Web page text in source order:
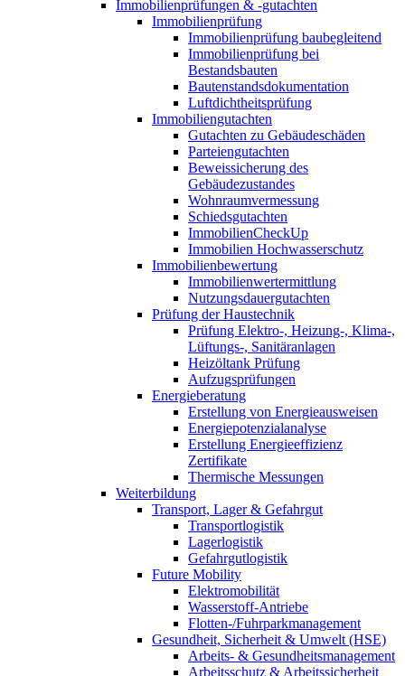
Immobilienprüfungen & -gutachten
Immobilienprüfung
Immobilienprüfung baubegleitend
Immobilienprüfung bei
Bestandsbauten
Bautenstandsdokumentation
Luftdichtheitsprüfung
Immobiliengutachten
Gutachten zu Gebäudeschäden
Parteiengutachten
Beweissicherung des
Gebäudezustandes
Wohnraumvermessung
Schiedsgutachten
ImmobilienCheckUp
Immobilien Hochwasserschutz
Immobilienbewertung
Immobilienwertermittlung
Nutzungsdauergutachten
Prüfung der Haustechnik
Prüfung Elektro-, Heizung-, Klima-,
Lüftungs-, Sanitäranlagen
Heizöltank Prüfung
Aufzugsprüfungen
Energieberatung
Erstellung von Energieausweisen
Energiepotenzialanalyse
Erstellung Energieeffizienz
Zertifikate
Thermische Messungen
Weiterbildung
Transport, Lager & Gefahrgut
Transportlogistik
Lagerlogistik
Gefahrgutlogistik
Future Mobility
Elektromobilität
Wasserstoff-Antriebe
Flotten-/Fuhrparkmanagement
Gesundheit, Sicherheit & Umwelt (HSE)
Arbeits- & Gesundheitsmanagement
Arbeitsschutz & Arbeitssicherheit